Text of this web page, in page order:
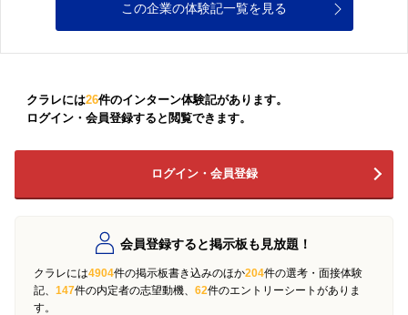
この企業の体験記一覧を見る
クラレには26件のインターン体験記があります。
ログイン・会員登録すると閲覧できます。
ログイン・会員登録
会員登録すると掲示板も見放題！
クラレには4904件の掲示板書き込みのほか204件の選考・面接体験
記、 147件の内定者の志望動機、 62件のエントリーシートがありま
す。